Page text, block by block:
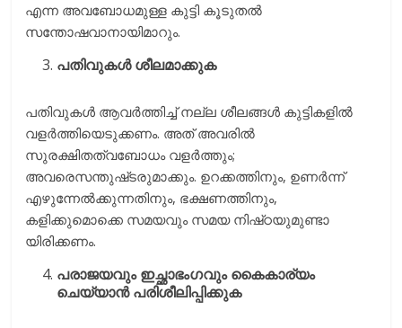
എന്ന അവബോധമുള്ള കുട്ടി കൂടുതല്‍
സന്തോഷവാനായിമാറും.
പതിവുകള്‍ ശീലമാക്കുക
പതിവുകള്‍ ആവര്‍ത്തിച്ച്‌ നല്ല ശീലങ്ങള്‍ കുട്ടികളില്‍
വളര്‍ത്തിയെടുക്കണം. അത്‌ അവരില്‍
സുരക്ഷിതത്വബോധം വളര്‍ത്തും;
അവരെസന്തുഷ്‌ടരുമാക്കും. ഉറക്കത്തിനും, ഉണര്‍ന്ന്‌
എഴുന്നേല്‍ക്കുന്നതിനും, ഭക്ഷണത്തിനും,
കളിക്കുമൊക്കെ സമയവും സമയ നിഷ്‌ഠയുമുണ്ടാ
യിരിക്കണം.
പരാജയവും ഇച്ഛാഭംഗവും കൈകാര്യം
ചെയ്യാന്‍ പരിശീലിപ്പിക്കുക